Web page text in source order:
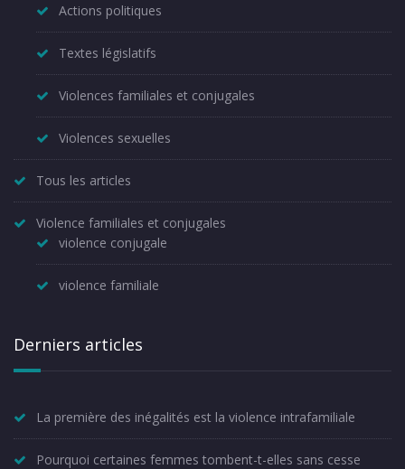
Actions politiques
Textes législatifs
Violences familiales et conjugales
Violences sexuelles
Tous les articles
Violence familiales et conjugales
violence conjugale
violence familiale
Derniers articles
La première des inégalités est la violence intrafamiliale
Pourquoi certaines femmes tombent-t-elles sans cesse